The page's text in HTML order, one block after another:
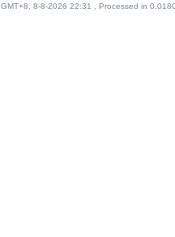
GMT+8, 8-8-2026 22:31 , Processed in